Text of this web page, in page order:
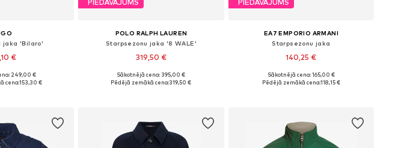
jaka 'Bilaro'
€
S, M, L, XL
249,00 €
cena:153,30 €
PIEDĀVĀJUMS
POLO RALPH LAUREN
Starpsezonu jaka '8 WALE'
319,50 €
Pieejamie izmēri: S, M, L, XXL
Sākotnējā cena: 395,00 €
Pēdējā zemākā cena:319,50 €
PIEDĀVĀJUMS
EA7 EMPORIO ARMANI
Starpsezonu jaka
140,25 €
Pieejamie izmēri: XS, S, L, XL, XXL, XXXL
Sākotnējā cena: 165,00 €
Pēdējā zemākā cena:118,15 €